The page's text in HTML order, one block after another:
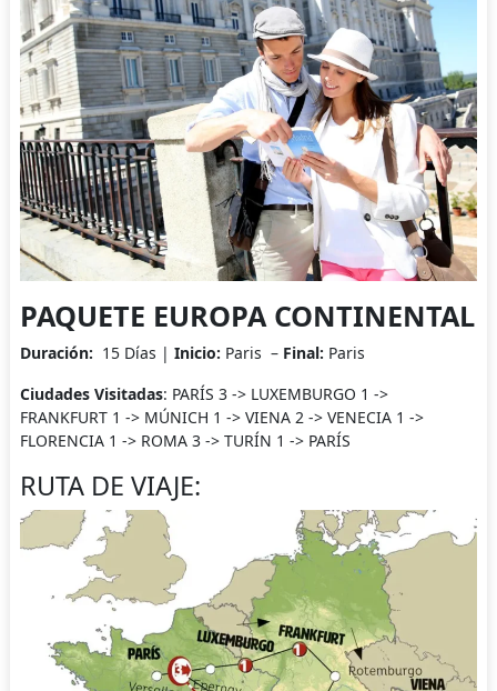
PAQUETE EUROPA CONTINENTAL
Duración: 15 Días | Inicio: Paris – Final: Paris
Ciudades Visitadas: PARÍS 3 -> LUXEMBURGO 1 ->
FRANKFURT 1 -> MÚNICH 1 -> VIENA 2 -> VENECIA 1 ->
FLORENCIA 1 -> ROMA 3 -> TURÍN 1 -> PARÍS
RUTA DE VIAJE: